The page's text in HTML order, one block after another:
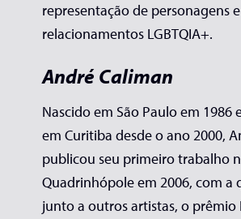
representação de personagens e
relacionamentos LGBTQIA+.
André Caliman
Nascido em São Paulo em 1986
em Curitiba desde o ano 2000,
publicou seu primeiro trabalho
Quadrinhópole em 2006, com a
junto a outros artistas, o prêmio